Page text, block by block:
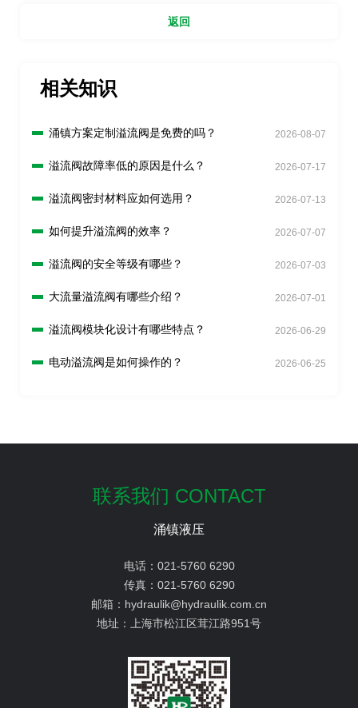
返回
相关知识
涌镇方案定制溢流阀是免费的吗？ 2026-08-07
溢流阀故障率低的原因是什么？ 2026-07-17
溢流阀密封材料应如何选用？ 2026-07-13
如何提升溢流阀的效率？ 2026-07-07
溢流阀的安全等级有哪些？ 2026-07-03
大流量溢流阀有哪些介绍？ 2026-07-01
溢流阀模块化设计有哪些特点？ 2026-06-29
电动溢流阀是如何操作的？ 2026-06-25
联系我们 CONTACT
涌镇液压
电话： 021-5760 6290
传真： 021-5760 6290
邮箱： hydraulik@hydraulik.com.cn
地址： 上海市松江区茸江路951号